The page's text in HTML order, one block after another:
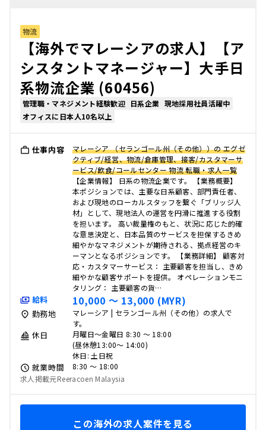
物流
【海外でマレーシアの求人】【ア
シスタントマネージャー】大手日
系物流企業 (60456)
管理職・マネジメント経験歓迎 日系企業 現地採用社員活躍中
オフィスに日本人10名以上
仕事内容
マレーシア （セランゴール州（その他））の エグゼ
クティブ/経営、物流/倉庫管理、接客/カスタマーサ
ービス/飲食/コールセンター 物流 転職・求人一覧
【企業情報】 日系の物流企業です。 【業務概要】
本ポジションでは、主要な日系顧客、部門責任者、
および現地のローカルスタッフを繋ぐ「ブリッジ人
材」として、現地法人の運営を円滑に推進する役割
を担います。 高い裁量権のもと、状況に応じた的確
な意思決定と、日本品質のサービスを担保するきめ
細やかなマネジメントが期待される、拠点経営のキ
ーマンとなるポジションです。 【業務詳細】 顧客対
応・カスタマーサービス： 主要顧客を担当し、きめ
細やかな顧客サポートを提供。 オペレーションモニ
タリング： 主要顧客の貨…
給料 10,000 〜 13,000 (MYR)
勤務地
マレーシア | セランゴール州（その他）の求人で
す。
休日
月曜日～金曜日 8:30 ～ 18:00
(昼休憩13:00～ 14:00)
休日: 土日祝
就業時間
8:30 〜 18:00
求人掲載元Reeracoen Malaysia
この海外の求人案件を見る